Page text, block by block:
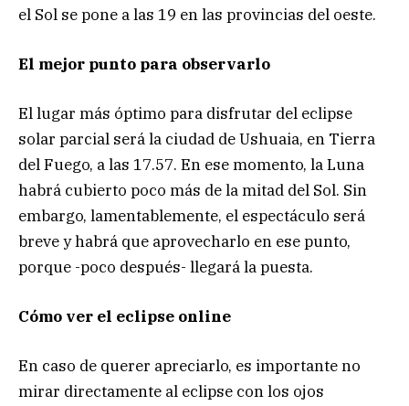
el Sol se pone a las 19 en las provincias del oeste.
El mejor punto para observarlo
El lugar más óptimo para disfrutar del eclipse
solar parcial será la ciudad de Ushuaia, en Tierra
del Fuego, a las 17.57. En ese momento, la Luna
habrá cubierto poco más de la mitad del Sol. Sin
embargo, lamentablemente, el espectáculo será
breve y habrá que aprovecharlo en ese punto,
porque -poco después- llegará la puesta.
Cómo ver el eclipse online
En caso de querer apreciarlo, es importante no
mirar directamente al eclipse con los ojos